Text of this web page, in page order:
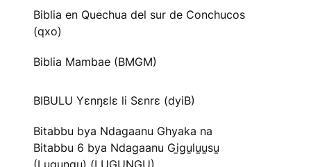
Biblia en Quechua del sur de Conchucos
(qxo)
Biblia Mambae (BMGM)
BIBULU Yɛnŋɛlɛ li Sɛnrɛ (dyiB)
Bitabbu bya Ndagaanu Ghyaka na
Bitabbu 6 bya Ndagaanu Gi̱gu̱lu̱u̱su̱
(Lugungu) (LUGUNGU)